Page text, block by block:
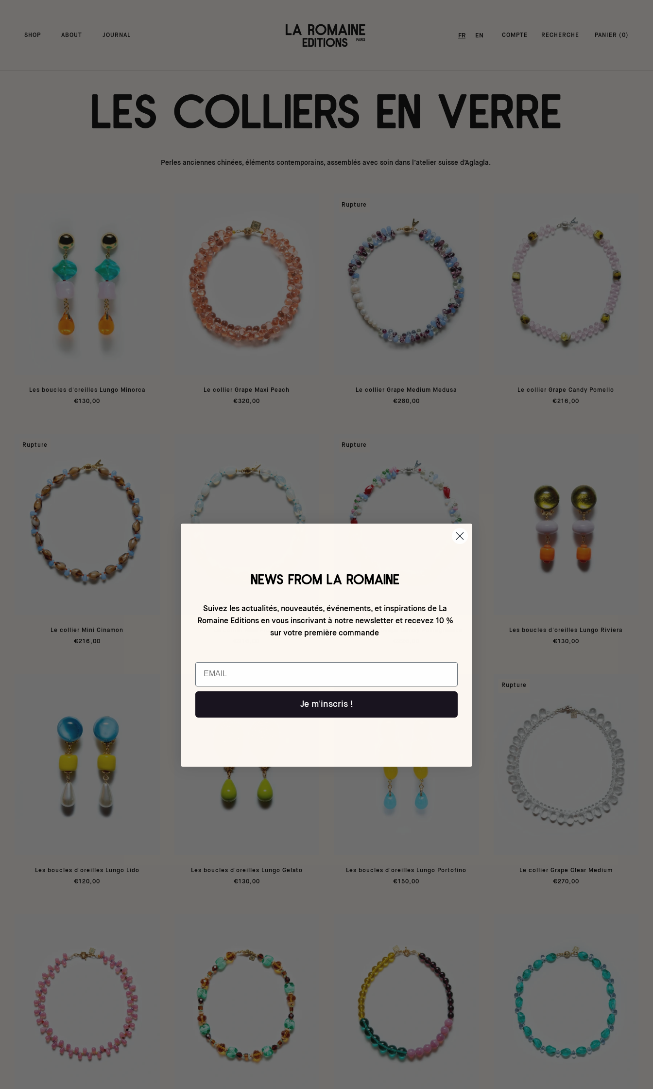
SHOP ABOUT JOURNAL FR EN COMPTE RECHERCHE PANIER ( 0)
Les colliers en verre
Perles anciennes chinées, éléments contemporains, assemblés avec soin dans l’atelier suisse d’Aglagla.
Les boucles d'oreilles Lungo Minorca
€130,00
Le collier Grape Maxi Peach
€320,00
Rupture
Le collier Grape Medium Medusa
€280,00
Le collier Grape Candy Pomello
€216,00
Rupture
Le collier Mini Cinamon
€216,00
Le collier Mini Frosty
Rupture
Le collier Grape Candy Pomegranate
Les boucles d'oreilles Lungo Riviera
€130,00
Les boucles d'oreilles Lungo Lido
€120,00
Les boucles d'oreilles Lungo Gelato
€130,00
Les boucles d'oreilles Lungo Portofino
€150,00
Rupture
Le collier Grape Clear Medium
€270,00
NEWS FROM LA ROMAINE
Suivez les actualités, nouveautés, événements, et inspirations de La
Romaine Editions en vous inscrivant à notre newsletter et recevez 10 %
sur votre première commande
Email
Je m'inscris !